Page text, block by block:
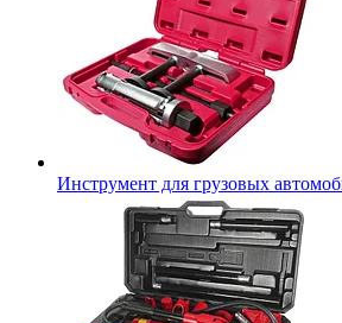
Инструмент для грузовых